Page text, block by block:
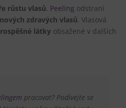
růstu vlasů. Peeling odstraní
zdravých vlasů. Vlasová
látky obsažené v dalších
pracovat? Podívejte se